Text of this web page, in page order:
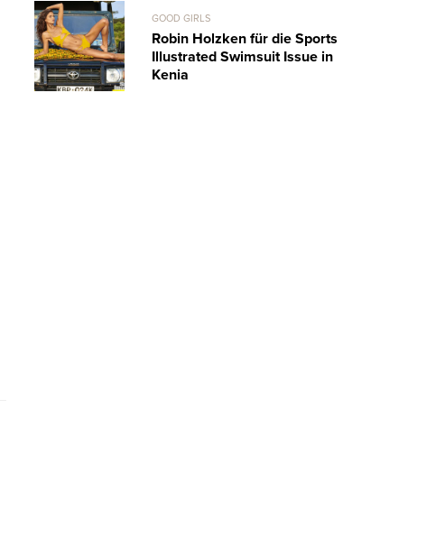
GOOD GIRLS
Robin Holzken für die Sports
Illustrated Swimsuit Issue in
Kenia